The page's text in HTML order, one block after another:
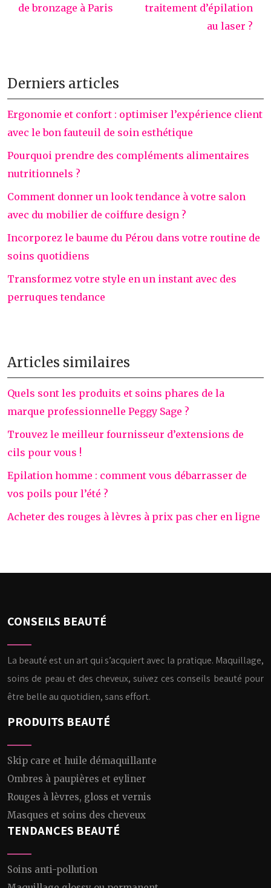
de bronzage à Paris
traitement d’épilation
au laser ?
Derniers articles
Ergonomie et confort : optimiser l’expérience client
avec le bon fauteuil de soin esthétique
Pourquoi prendre des compléments alimentaires
nutritionnels ?
Comment donner un look tendance à votre salon
avec du mobilier de coiffure design ?
Incorporez le baume du Pérou dans votre routine de
soins quotidiens
Transformez votre style en un instant avec des
perruques tendance
Articles similaires
Quels sont les produits et soins phares de la
marque professionnelle Peggy Sage ?
Trouvez le meilleur fournisseur d’extensions de
cils pour vous !
Epilation homme : comment vous débarrasser de
vos poils pour l’été ?
Acheter des rouges à lèvres à prix pas cher en ligne
CONSEILS BEAUTÉ
La beauté est un art qui s’acquiert avec la pratique. Maquillage,
soins de peau et des cheveux, suivez ces conseils beauté pour
être belle au quotidien, sans effort.
PRODUITS BEAUTÉ
Skip care et huile démaquillante
Ombres à paupières et eyliner
Rouges à lèvres, gloss et vernis
Masques et soins des cheveux
TENDANCES BEAUTÉ
Soins anti-pollution